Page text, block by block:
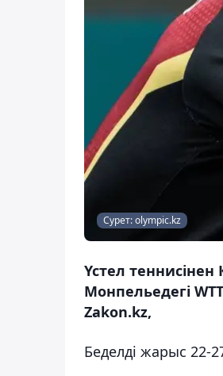
Сурет: olympic.kz
Үстел
Монпельедегі
Zakon.kz,
Беделді жарыс 22-